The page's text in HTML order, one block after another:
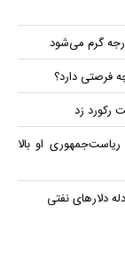
رکورد زد
او بالا